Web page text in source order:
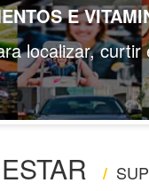
E
localizar,
/